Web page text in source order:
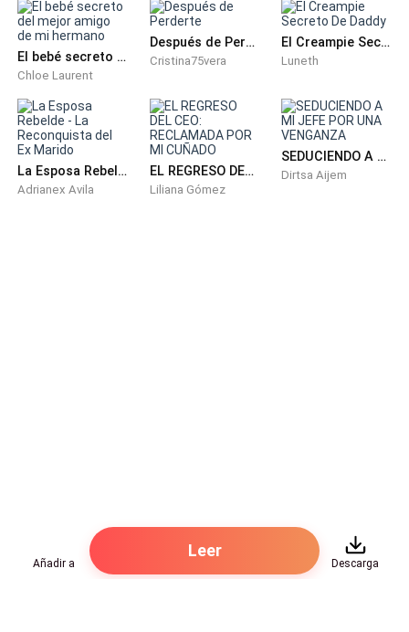
El bebé secreto del mejor amigo de mi hermano
Chloe Laurent
Después de Perderte
Cristina75vera
El Creampie Secreto De Daddy
Luneth
La Esposa Rebelde - La Reconquista del Ex Marido
Adrianex Avila
EL REGRESO DEL CEO: RECLAMADA POR MI CUÑADO
Liliana Gómez
SEDUCIENDO A MI JEFE POR UNA VENGANZA
Dirtsa Aijem
Añadir a
Leer
Descarga